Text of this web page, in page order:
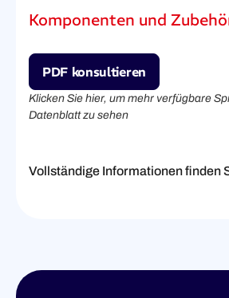
Komponenten und
PDF konsultieren
Klicken Sie hier, um mehr verfügbare
Datenblatt zu sehen
Vollständige Informationen finden